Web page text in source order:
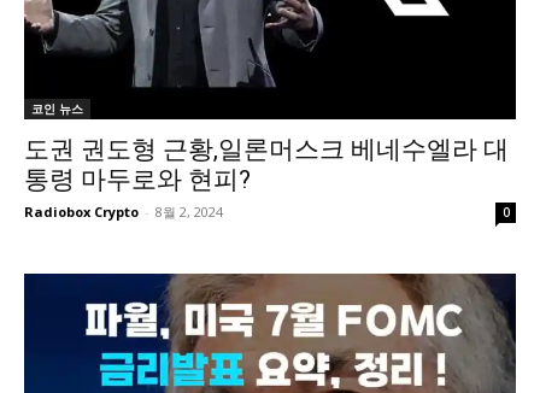
코인 뉴스
도권 권도형 근황,일론머스크 베네수엘라 대
통령 마두로와 현피?
Radiobox Crypto - 8월 2, 2024 0